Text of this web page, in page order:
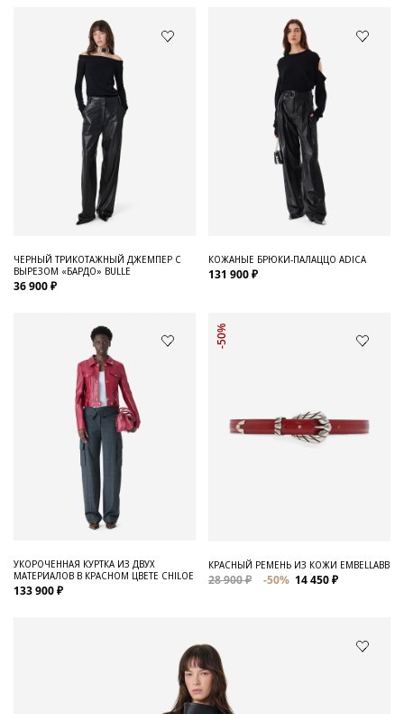
ЧЕРНЫЙ ТРИКОТАЖНЫЙ ДЖЕМПЕР С
ВЫРЕЗОМ «БАРДО» BULLE
36 900 ₽
КОЖАНЫЕ БРЮКИ-ПАЛАЦЦО ADICA
131 900 ₽
УКОРОЧЕННАЯ КУРТКА ИЗ ДВУХ
МАТЕРИАЛОВ В КРАСНОМ ЦВЕТЕ CHILOE
133 900 ₽
-50%
КРАСНЫЙ РЕМЕНЬ ИЗ КОЖИ EMBELLABB
28 900 ₽ -50% 14 450 ₽